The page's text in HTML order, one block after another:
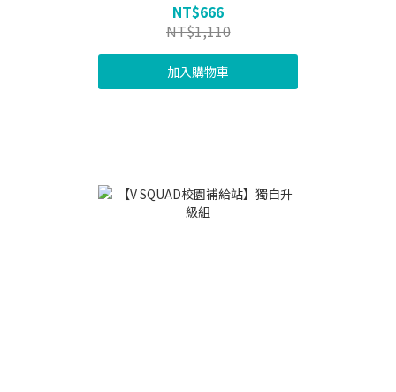
NT$666
NT$1,110
加入購物車